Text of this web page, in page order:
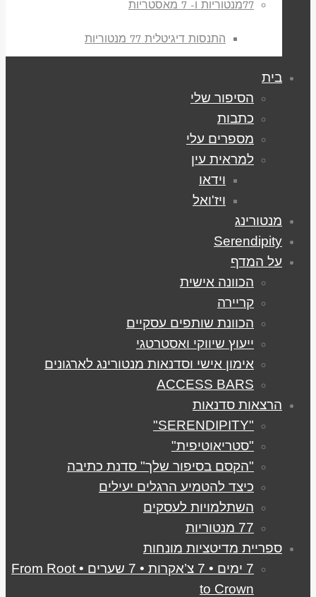
77מנטוריות ו- 7 מאסטריות
התנסות דיגיטלית 77 מנטוריות
בית
הסיפור שלי
כתבות
מספרים עלי
למראית עין
וידאו
ויז'ואל
מנטורינג
Serendipity
על המדף
הכוונה אישית
קריירה
הכוונת שותפים עסקיים
ייעוץ שיווקי ואסטרטגי
אימון אישי וסדנאות מנטורינג לארגונים
ACCESS BARS
הרצאות סדנאות
"SERENDIPITY"
"סטריאוטיפית"
"הקסם בסיפור שלך" סדנת כתיבה
כיצד להטמיע הרגלים יעילים
השתלמויות לעסקים
77 מנטוריות
ספריית מדיטציות מונחות
7 ימים • 7 צ’אקרות • 7 שערים • From Root
to Crown